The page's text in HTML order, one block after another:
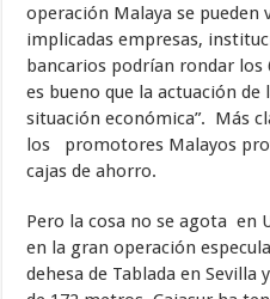
operación Malaya se pueden
implicadas empresas,
bancarios podrían rondar los
es bueno que la actuación
situación económica”. Más
los promotores Malayos
cajas de ahorro.
Pero la cosa no se agota en
en la gran operación
dehesa de Tablada en